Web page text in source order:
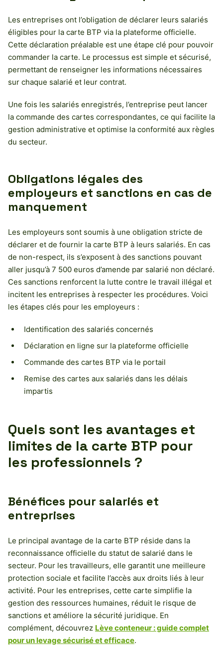
Les entreprises ont l’obligation de déclarer leurs salariés
éligibles pour la carte BTP via la plateforme officielle.
Cette déclaration préalable est une étape clé pour pouvoir
commander la carte. Le processus est simple et sécurisé,
permettant de renseigner les informations nécessaires
sur chaque salarié et leur contrat.
Une fois les salariés enregistrés, l’entreprise peut lancer
la commande des cartes correspondantes, ce qui facilite la
gestion administrative et optimise la conformité aux règles
du secteur.
Obligations légales des
employeurs et sanctions en cas de
manquement
Les employeurs sont soumis à une obligation stricte de
déclarer et de fournir la carte BTP à leurs salariés. En cas
de non-respect, ils s’exposent à des sanctions pouvant
aller jusqu’à 7 500 euros d’amende par salarié non déclaré.
Ces sanctions renforcent la lutte contre le travail illégal et
incitent les entreprises à respecter les procédures. Voici
les étapes clés pour les employeurs :
Identification des salariés concernés
Déclaration en ligne sur la plateforme officielle
Commande des cartes BTP via le portail
Remise des cartes aux salariés dans les délais
impartis
Quels sont les avantages et
limites de la carte BTP pour
les professionnels ?
Bénéfices pour salariés et
entreprises
Le principal avantage de la carte BTP réside dans la
reconnaissance officielle du statut de salarié dans le
secteur. Pour les travailleurs, elle garantit une meilleure
protection sociale et facilite l’accès aux droits liés à leur
activité. Pour les entreprises, cette carte simplifie la
gestion des ressources humaines, réduit le risque de
sanctions et améliore la sécurité juridique. En
complément, découvrez Lève conteneur : guide complet
pour un levage sécurisé et efficace.